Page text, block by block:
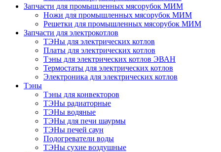
Запчасти для промышленных мясорубок МИМ
Ножи для промышленных мясорубок МИМ
Решетки для промышленных мясорубок МИМ
Запчасти для электрокотлов
ТЭНы для электрических котлов
Платы для электрических котлов
Тэны для электрических котлов ЭВАН
Термостаты для электрических котлов
Электроника для электрических котлов
Тэны
Тэны для конвекторов
ТЭНы радиаторные
ТЭНы водяные
ТЭНы для печи шаурмы
ТЭНы печей саун
Подогреватели воды
ТЭНы сухие воздушные